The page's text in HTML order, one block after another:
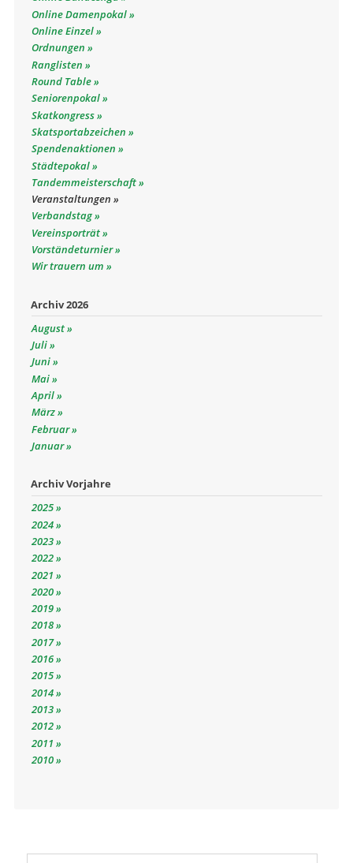
Online Damenpokal
Online Einzel
Ordnungen
Ranglisten
Round Table
Seniorenpokal
Skatkongress
Skatsportabzeichen
Spendenaktionen
Städtepokal
Tandemmeisterschaft
Veranstaltungen
Verbandstag
Vereinsporträt
Vorständeturnier
Wir trauern um
Archiv 2026
August
Juli
Juni
Mai
April
März
Februar
Januar
Archiv Vorjahre
2025
2024
2023
2022
2021
2020
2019
2018
2017
2016
2015
2014
2013
2012
2011
2010